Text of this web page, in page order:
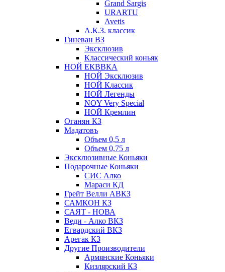
Grand Sargis
URARTU
Avetis
А.К.З. классик
Гиневан ВЗ
Эксклюзив
Классический коньяк
НОЙ ЕКВВКА
НОЙ Эксклюзив
НОЙ Классик
НОЙ Легенды
NOY Very Speсial
НОЙ Кремлин
Оганян КЗ
Мадатовъ
Объем 0,5 л
Объем 0,75 л
Эксклюзивные Коньяки
Подарочные Коньяки
СИС Алко
Мараси КД
Грейт Велли АВКЗ
САМКОН КЗ
САЯТ - НОВА
Веди - Алко ВКЗ
Егвардский ВКЗ
Арегак КЗ
Другие Производители
Армянские Коньяки
Кизлярский КЗ